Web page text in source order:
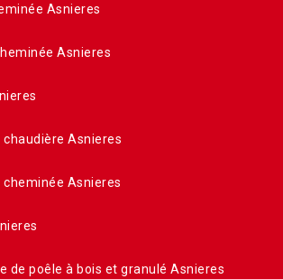
Asnieres
Asnieres
chaudière Asnieres
cheminée Asnieres
de poêle à bois et granulé Asnieres